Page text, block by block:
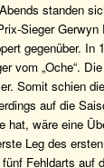
standen
Sieger
gegenüber. In
vom „Oche“.
Somit schien
auf die
hat, wäre eine
Leg des
Fehldarts auf